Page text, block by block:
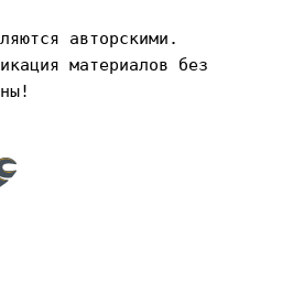
авторскими.
материалов без